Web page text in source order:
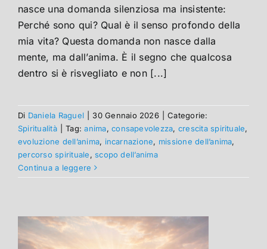
nasce una domanda silenziosa ma insistente:
Perché sono qui? Qual è il senso profondo della
mia vita? Questa domanda non nasce dalla
mente, ma dall’anima. È il segno che qualcosa
dentro si è risvegliato e non [...]
Di Daniela Raguel 30 Gennaio 2026
Categorie:
Spiritualità
Tag:anima,consapevolezza, crescita spirituale,
evoluzione dell’anima, incarnazione, missione dell’anima,
percorso spirituale,scopo dell’anima
Continua a leggere